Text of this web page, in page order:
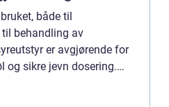
både til
behandling av
er avgjørende for
og sikre jevn dosering.